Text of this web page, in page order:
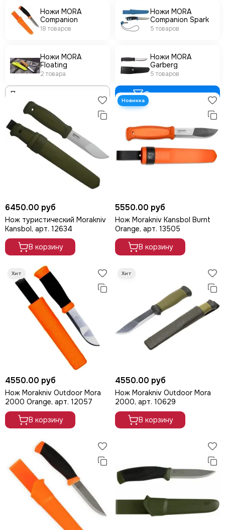
Ножи MORA
Companion
18 товаров
Ножи MORA
Companion Spark
5 товаров
Ножи MORA
Floating
2 товара
Ножи MORA
Garberg
5 товаров
Фильтр товаров
6450.00 руб
Нож туристический Morakniv
Kansbol, арт. 12634
В корзину
5550.00 руб
Нож Morakniv Kansbol Burnt
Orange, арт. 13505
В корзину
4550.00 руб
Нож Morakniv Outdoor Mora
2000 Orange, арт. 12057
В корзину
4550.00 руб
Нож Morakniv Outdoor Mora
2000, арт. 10629
В корзину